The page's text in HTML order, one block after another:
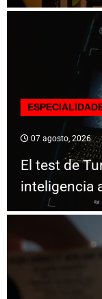
07 agosto, 2026
El test de
inteligencia